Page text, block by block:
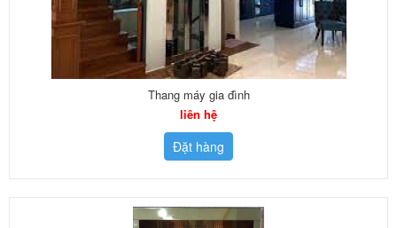
Thang máy gia đình
liên hệ
Đặt hàng